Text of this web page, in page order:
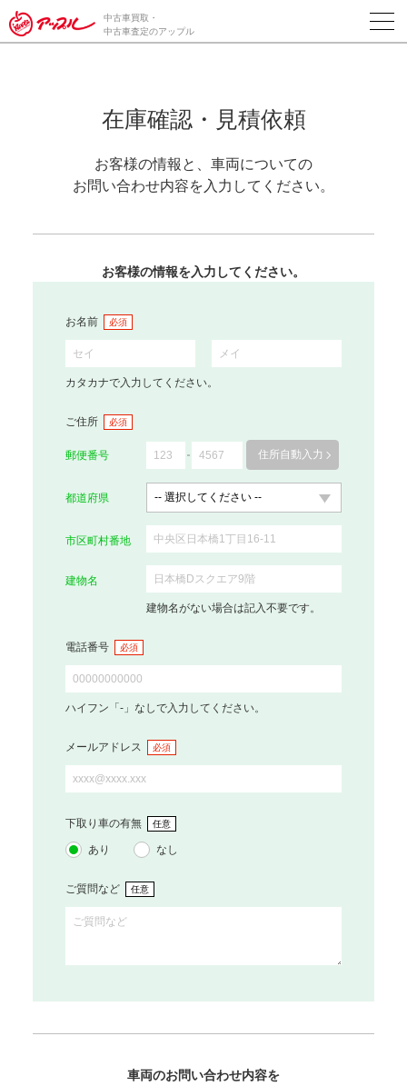
中古車買取・
中古車査定のアップル
在庫確認・見積依頼
お客様の情報と、車両についての
お問い合わせ内容を入力してください。
お客様の情報を入力してください。
お名前 必須
カタカナで入力してください。
ご住所 必須
郵便番号 住所自動入力
都道府県
市区町村番地
建物名
建物名がない場合は記入不要です。
電話番号 必須
ハイフン「-」なしで入力してください。
メールアドレス 必須
下取り車の有無 任意
あり なし
ご質問など 任意
車両のお問い合わせ内容を